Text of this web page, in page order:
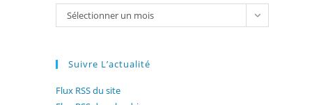
Archives
Sélectionner un mois
Suivre L’actualité
Flux RSS du site